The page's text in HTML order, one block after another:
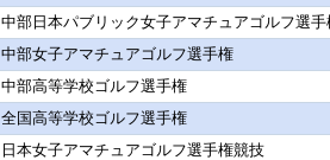
中部日本パブリック女子アマチュアゴルフ選手
中部女子アマチュアゴルフ選手権
中部高等学校ゴルフ選手権
全国高等学校ゴルフ選手権
日本女子アマチュアゴルフ選手権競技